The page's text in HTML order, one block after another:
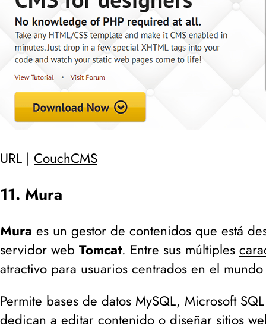
URL | CouchCMS
11. Mura
Mura es un gestor de contenidos que está
servidor web Tomcat. Entre sus múltiples
atractivo para usuarios centrados en el
Permite bases de datos MySQL, Microsoft
dedican a editar contenido o diseñar sitios